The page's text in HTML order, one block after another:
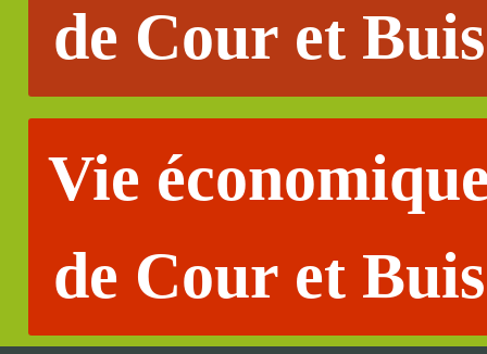
de Cour et Buis
Vie
de Cour et Buis